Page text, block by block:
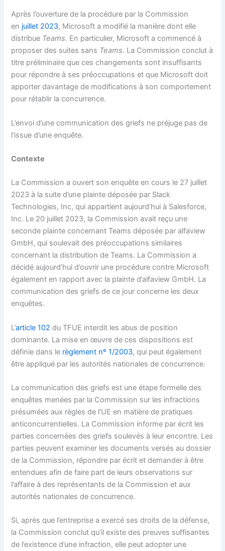
Après l’ouverture de la procédure par la Commission
en juillet 2023, Microsoft a modifié la manière dont elle
distribue Teams. En particulier, Microsoft a commencé à
proposer des suites sans Teams. La Commission conclut à
titre préliminaire que ces changements sont insuffisants
pour répondre à ses préoccupations et que Microsoft doit
apporter davantage de modifications à son comportement
pour rétablir la concurrence.
L’envoi d’une communication des griefs ne préjuge pas de
l’issue d’une enquête.
Contexte
La Commission a ouvert son enquête en cours le 27 juillet
2023 à la suite d’une plainte déposée par Slack
Technologies, Inc, qui appartient aujourd’hui à Salesforce,
Inc. Le 20 juillet 2023, la Commission avait reçu une
seconde plainte concernant Teams déposée par alfaview
GmbH, qui soulevait des préoccupations similaires
concernant la distribution de Teams. La Commission a
décidé aujourd’hui d’ouvrir une procédure contre Microsoft
également en rapport avec la plainte d’alfaview GmbH. La
communication des griefs de ce jour concerne les deux
enquêtes.
L’article 102 du TFUE interdit les abus de position
dominante. La mise en œuvre de ces dispositions est
définie dans le règlement nº 1/2003, qui peut également
être appliqué par les autorités nationales de concurrence.
La communication des griefs est une étape formelle des
enquêtes menées par la Commission sur les infractions
présumées aux règles de l’UE en matière de pratiques
anticoncurrentielles. La Commission informe par écrit les
parties concernées des griefs soulevés à leur encontre. Les
parties peuvent examiner les documents versés au dossier
de la Commission, répondre par écrit et demander à être
entendues afin de faire part de leurs observations sur
l’affaire à des représentants de la Commission et aux
autorités nationales de concurrence.
Si, après que l’entreprise a exercé ses droits de la défense,
la Commission conclut qu’il existe des preuves suffisantes
de l’existence d’une infraction, elle peut adopter une